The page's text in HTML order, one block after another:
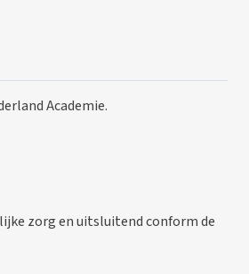
Academie.
zorg en uitsluitend conform de